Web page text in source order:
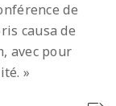
de
causa de
avec pour
»